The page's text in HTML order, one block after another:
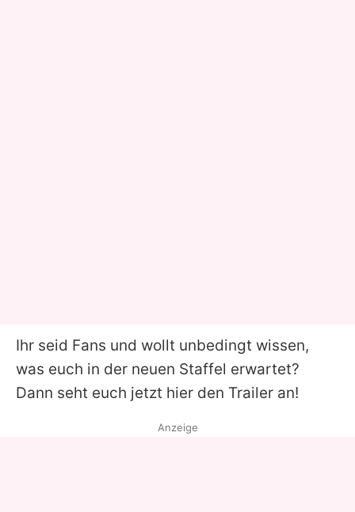
Ihr seid Fans und wollt unbedingt wissen,
was euch in der neuen Staffel erwartet?
Dann seht euch jetzt hier den Trailer an!
Anzeige